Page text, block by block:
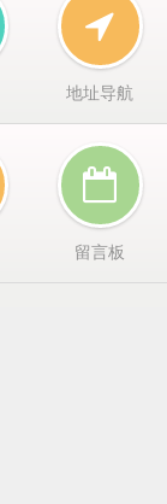
地址导航
留言板